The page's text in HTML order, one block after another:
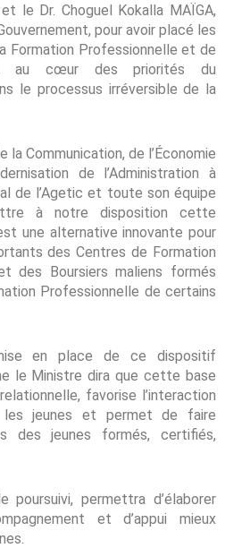
le Dr. Choguel Kokalla MAÏGA,
pour avoir placé les
Formation Professionnelle et de
au cœur des priorités du
le processus irréversible de la
la Communication, de l’Économie
de l’Administration à
de l’Agetic et toute son équipe
à notre disposition cette
une alternative innovante pour
des Centres de Formation
des Boursiers maliens formés
Professionnelle de certains
en place de ce dispositif
le Ministre dira que cette base
favorise l’interaction
jeunes et permet de faire
des jeunes formés, certifiés,
permettra d’élaborer
et d’appui mieux